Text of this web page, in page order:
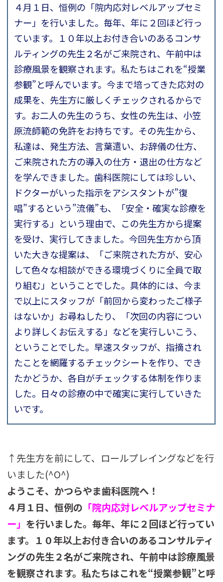
４月１日、恒例の「院内応対レベルアップセミ
ナー」を行いました。毎年、年に２回ほど行っ
ています。１０年以上お付き合いのあるコンサ
ルティングの先生２名がご来院され、午前中は
診療風景を観察されます。私たちはこれを“授業
参観”と呼んでいます。今まで培ってきた応対の
成果を、先生方に厳しくチェックされるからで
す。お二人の先生のうち、女性の先生は、小笠
原流師範の免許をお持ちです。その先生から、
私達は、発生方法、言葉遣い、お辞儀の仕方、
ご来院された方の導入の仕方・退出の仕方など
を学んできました。歯科医院にしては珍しい、
ドクターがいった指示をアシスタントが”復
唱”するという”流儀”も、「安全・確実な診療を
実行する」という理由で、この先生方から提案
を受け、実行してきました。今回先生方から頂
いた大きな提案は、「ご来院された方が、安心
して色々な相談ができる環境づくりに全員で取
り組む」ということでした。具体的には、今ま
で以上にスタッフが「前回から変わったご様子
はないか」お尋ねしたり、「次回の内容につい
より詳しくお伝えする」などを実行しいこう、
ということでした。早速スタッフが、指摘され
たことを網羅するチェックシートを作り、でき
たかどうか、各自がチェックする体制を作りま
した。日々の診療の中で確実に実行していきた
いです。
↑先生方を前にして、ロールプレイングなどを行
いました(^O^)
ようこそ、かつらやま歯科医院へ！
４月１日、恒例の 「院内応対レベルアップセミナ
ー」 を行いました。毎年、年に２回ほど行ってい
ます。１０年以上お付き合いのあるコンサルティ
ングの先生２名がご来院され、午前中は診療風景
を観察されます。私たちはこれを“授業参観”と呼